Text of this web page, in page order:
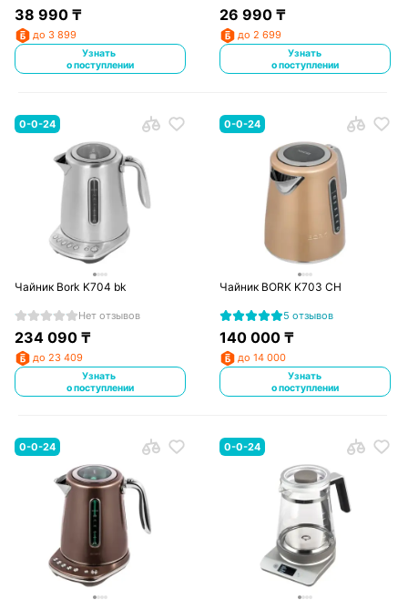
38 990₸
до 3 899
Узнать
о поступлении
26 990 ₸
до 2 699
Узнать
о поступлении
0-0-24
Чайник Bork K704 bk
Нет отзывов
234 090₸
до 23 409
Узнать
о поступлении
0-0-24
Чайник BORK K703 CH
5 отзывов
140 000 ₸
до 14 000
Узнать
о поступлении
0-0-24 0-0-24